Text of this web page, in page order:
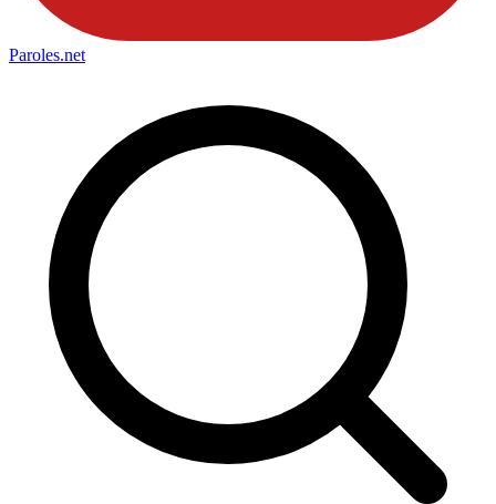
Paroles.net